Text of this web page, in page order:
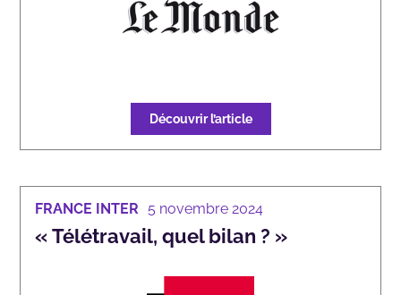
Découvrir l’article
FRANCE INTER 5 novembre 2024
« Télétravail, quel bilan ? »